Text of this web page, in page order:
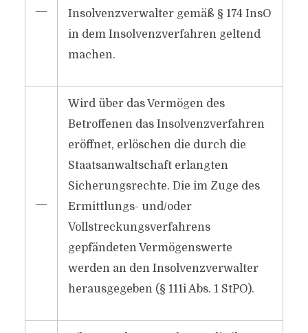
―
Insolvenzverwalter gemäß § 174 InsO
in dem Insolvenzverfahren geltend
machen.
―
Wird über das Vermögen des
Betroffenen das Insolvenzverfahren
eröffnet, erlöschen die durch die
Staatsanwaltschaft erlangten
Sicherungsrechte. Die im Zuge des
Ermittlungs- und/​oder
Vollstreckungsverfahrens
gepfändeten Vermögenswerte
werden an den Insolvenzverwalter
herausgegeben (§ 111i Abs. 1 StPO).